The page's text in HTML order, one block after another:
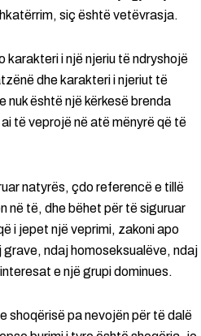
siç është vetëvrasja.
i një njeriu të ndryshojë
dhe karakteri i njeriut të
nuk është një kërkesë brenda
të veprojë në atë mënyrë që të
natyrës, çdo referencë e tillë
në të, dhe bëhet për të siguruar
i jepet një veprimi, zakoni apo
ndaj homoseksualëve, ndaj
e një grupi dominues.
shoqërisë pa nevojën për të dalë